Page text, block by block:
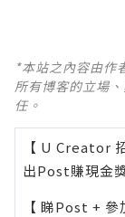
*本站之內容由作
所有博客的立場
任。
【 U Creator
出Post賺現金
【 睇Post + 參